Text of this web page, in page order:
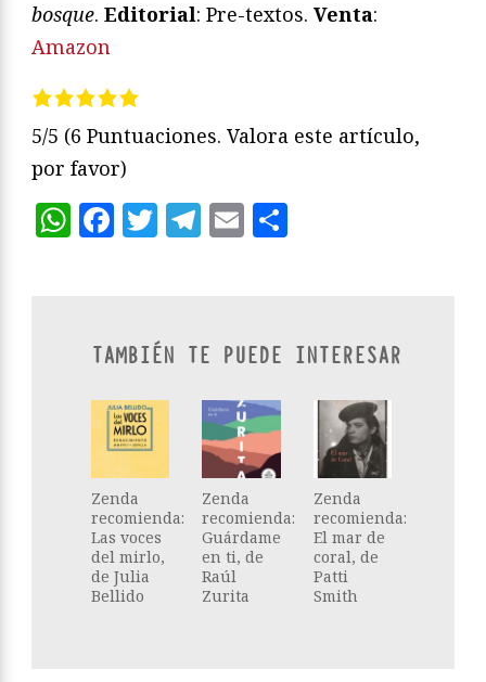
bosque. Editorial: Pre-textos. Venta:
Amazon
5/5 (6 Puntuaciones. Valora este artículo,
por favor)
WhatsApp
Facebook
Twitter
Telegram
Email
TAMBIÉN TE PUEDE INTERESAR
Zenda
recomienda:
Las voces
del mirlo,
de Julia
Bellido
Zenda
recomienda:
Guárdame
en ti, de
Raúl
Zurita
Zenda
recomienda:
El mar de
coral, de
Patti
Smith